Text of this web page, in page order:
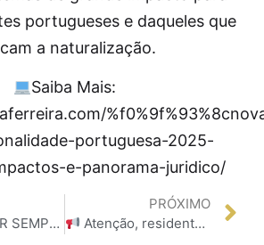
portugueses e daqueles que
a naturalização.
Saiba Mais:
portuguesa-2025-
e-panorama-juridico/
PRÓXIMO
Atenção, residentes estrangeiros em Portugal!